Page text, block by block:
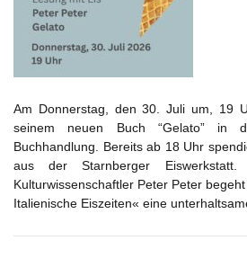
Am Donnerstag, den 30. Juli um, 19
seinem neuen Buch “Gelato” in
Buchhandlung. Bereits ab 18 Uhr
aus der Starnberger
Kulturwissenschaftler Peter Peter
Italienische Eiszeiten« eine